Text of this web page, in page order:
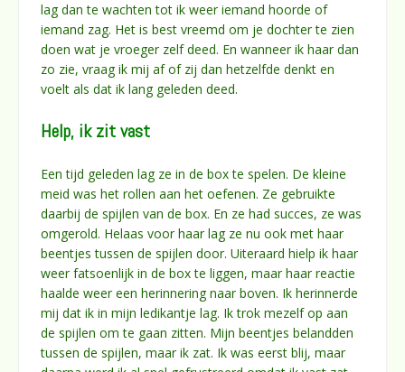
lag dan te wachten tot ik weer iemand hoorde of
iemand zag. Het is best vreemd om je dochter te zien
doen wat je vroeger zelf deed. En wanneer ik haar dan
zo zie, vraag ik mij af of zij dan hetzelfde denkt en
voelt als dat ik lang geleden deed.
Help, ik zit vast
Een tijd geleden lag ze in de box te spelen. De kleine
meid was het rollen aan het oefenen. Ze gebruikte
daarbij de spijlen van de box. En ze had succes, ze was
omgerold. Helaas voor haar lag ze nu ook met haar
beentjes tussen de spijlen door. Uiteraard hielp ik haar
weer fatsoenlijk in de box te liggen, maar haar reactie
haalde weer een herinnering naar boven. Ik herinnerde
mij dat ik in mijn ledikantje lag. Ik trok mezelf op aan
de spijlen om te gaan zitten. Mijn beentjes belandden
tussen de spijlen, maar ik zat. Ik was eerst blij, maar